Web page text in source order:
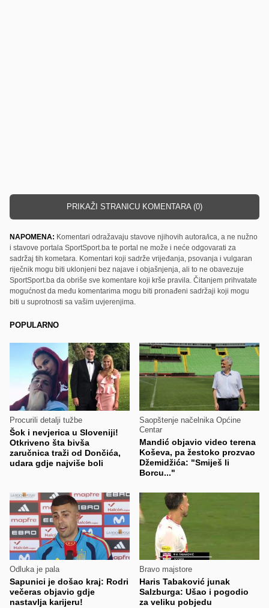
PRIKAŽI STRANICU KOMENTARA (0)
NAPOMENA: Komentari odražavaju stavove njihovih autora/ica, a ne nužno
i stavove portala SportSport.ba te portal ne može i neće odgovarati za
sadržaj tih kometara. Komentari koji sadrže vrijeđanja, psovanja i vulgaran
riječnik mogu biti uklonjeni bez najave i objašnjenja, ali to ne obavezuje
SportSport.ba da obriše sve komentare koji krše pravila. Čitanjem prihvatate
mogućnost da među komentarima mogu biti pronađeni sadržaji koji mogu
biti u suprotnosti sa vašim uvjerenjima.
POPULARNO
Procurili detalji tužbe
Šok i nevjerica u Sloveniji!
Otkriveno šta bivša
zaručnica traži od Dončića,
udara gdje najviše boli
Saopštenje načelnika Općine
Centar
Mandić objavio video terena
Koševa, pa žestoko prozvao
Džemidžića: "Smiješ li
Borcu..."
Odluka je pala
Sapunici je došao kraj: Rodri
večeras objavio gdje
nastavlja karijeru!
Bravo majstore
Haris Tabaković junak
Salzburga: Ušao i pogodio
za veliku pobjedu